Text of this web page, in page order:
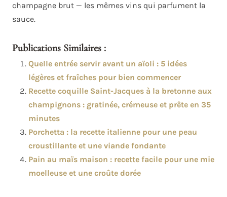
champagne brut — les mêmes vins qui parfument la
sauce.
Publications Similaires :
Quelle entrée servir avant un aïoli : 5 idées
légères et fraîches pour bien commencer
Recette coquille Saint-Jacques à la bretonne aux
champignons : gratinée, crémeuse et prête en 35
minutes
Porchetta : la recette italienne pour une peau
croustillante et une viande fondante
Pain au maïs maison : recette facile pour une mie
moelleuse et une croûte dorée